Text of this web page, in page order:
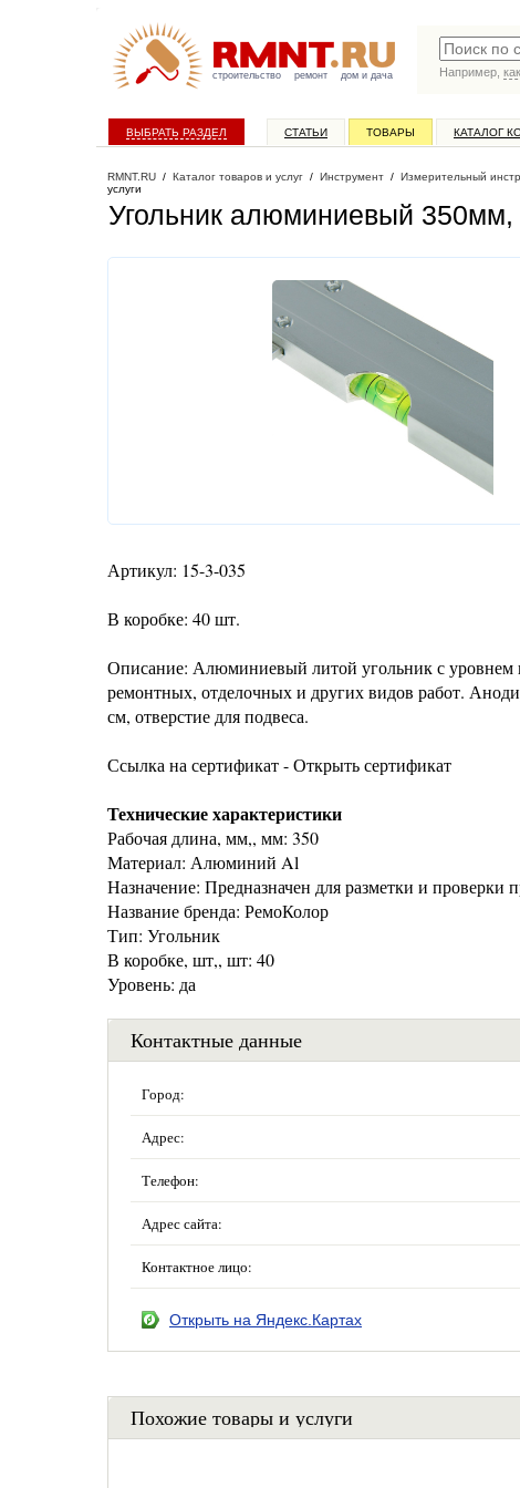
строительство ремонт дом и дача
Например,
ВЫБРАТЬ РАЗДЕЛ СТАТЬИ ТОВАРЫ КАТАЛОГ
RMNT.RU / Каталог товаров и услуг / Инструмент / Измерительный
услуги
Угольник алюминиевый
Артикул: 15-3-035
В коробке: 40 шт.
Описание: Алюминиевый литой угольник с уровнем
ремонтных, отделочных и других видов работ.
см, отверстие для подвеса.
Ссылка на сертификат - Открыть сертификат
Технические характеристики
Рабочая длина, мм,, мм: 350
Материал: Алюминий Al
Назначение: Предназначен для разметки и проверки
Название бренда: РемоКолор
Тип: Угольник
В коробке, шт,, шт: 40
Уровень: да
Контактные данные
Город:
Адрес:
Телефон:
Адрес сайта:
Контактное лицо:
Открыть на Яндекс.Картах
Похожие товары и услуги